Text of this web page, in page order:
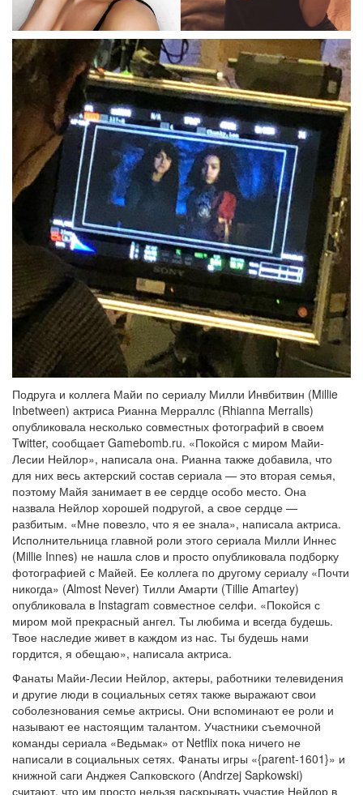
Подруга и коллега Майи по сериалу Милли Инвбитвин (Millie
Inbetween) актриса Рианна Мерраллс (Rhianna Merralls)
опубликовала несколько совместных фотографий в своем
Twitter, сообщает Gamebomb.ru. «Покойся с миром Майи-
Лесии Нейлор», написала она. Рианна также добавила, что
для них весь актерский состав сериала — это вторая семья,
поэтому Майя занимает в ее сердце особо место. Она
назвала Нейлор хорошей подругой, а свое сердце —
разбитым. «Мне повезло, что я ее знала», написала актриса.
Исполнительница главной роли этого сериала Милли Иннес
(Millie Innes) не нашла слов и просто опубликовала подборку
фотографией с Майей. Ее коллега по другому сериалу «Почти
никогда» (Almost Never) Тилли Амарти (Tillie Amartey)
опубликовала в Instagram совместное селфи. «Покойся с
миром мой прекрасный ангел. Ты любима и всегда будешь.
Твое наследие живет в каждом из нас. Ты будешь нами
гордится, я обещаю», написала актриса.
Фанаты Майи-Лесии Нейлор, актеры, работники телевидения
и другие люди в социальных сетях также выражают свои
соболезнования семье актрисы. Они вспоминают ее роли и
называют ее настоящим талантом. Участники съемочной
команды сериала «Ведьмак» от Netflix пока ничего не
написали в социальных сетях. Фанаты игры «{parent-1601}» и
книжной саги Анджея Сапковского (Andrzej Sapkowski)
считают, что им просто нельзя раскрывать участие Нейлор в